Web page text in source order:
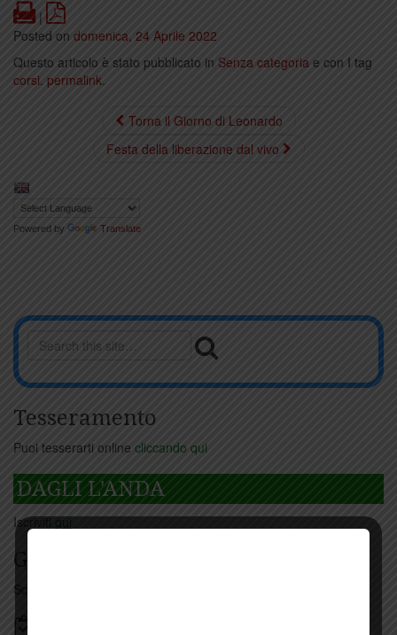
Print
|
Posted on domenica, 24 Aprile 2022
Questo articolo è stato pubblicato in Senza categoria e con I tag
corsi. permalink.
Torna il Giorno di Leonardo
Festa della liberazione dal vivo
Powered by Translate
Tesseramento
Puoi tesserarti online cliccando qui
DAGLI L'ANDA
Iscrivitiqui
Giorno per giorno a Carmignano
Scopri tutti gli eventi